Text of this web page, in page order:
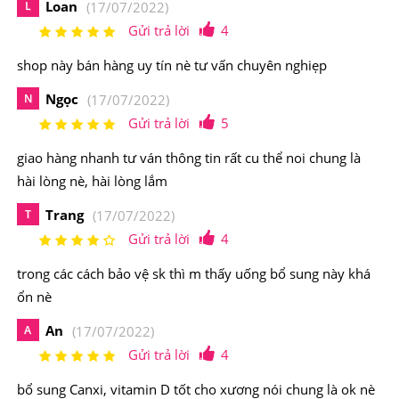
L Loan (17/07/2022)
Gửi trả lời
4
shop này bán hàng uy tín nè tư vấn chuyên nghiẹp
N Ngọc (17/07/2022)
Gửi trả lời
5
giao hàng nhanh tư ván thông tin rất cu thể noi chung là
hài lòng nè, hài lòng lắm
T Trang (17/07/2022)
Gửi trả lời
4
trong các cách bảo vệ sk thì m thấy uống bổ sung này khá
ổn nè
A An (17/07/2022)
Gửi trả lời
4
bổ sung Canxi, vitamin D tốt cho xương nói chung là ok nè